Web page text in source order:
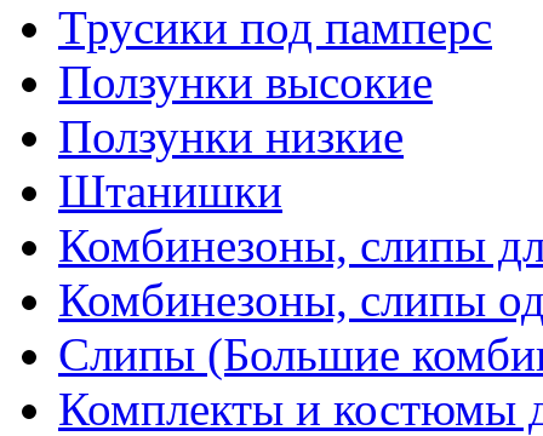
Трусики под памперс
Ползунки высокие
Ползунки низкие
Штанишки
Комбинезоны, слипы
Комбинезоны, слипы
Слипы (Большие
Комплекты и костюмы